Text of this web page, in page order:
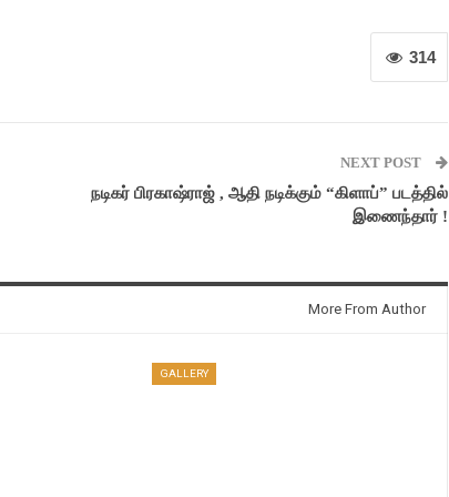
314
NEXT POST
நடிகர் பிரகாஷ்ராஜ் , ஆதி நடிக்கும் “கிளாப்” படத்தில்
இணைந்தார் !
More From Author
GALLERY